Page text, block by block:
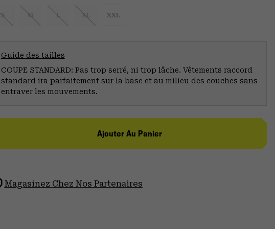
S M L XL XXL
Guide des tailles
COUPE STANDARD: Pas trop serré, ni trop lâche. Vêtements raccord
standard ira parfaitement sur la base et au milieu des couches sans
entraver les mouvements.
Ajouter Au Panier
Magasinez Chez Nos Partenaires